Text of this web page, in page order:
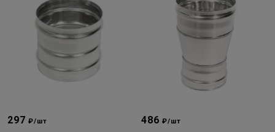
297₽/шт 486₽/шт